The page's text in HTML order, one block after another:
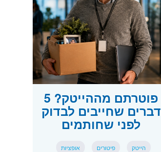
פוטרתם מההייטק? 5
דברים שחייבים לבדוק
לפני שחותמים
הייטק פיטורים אופציות